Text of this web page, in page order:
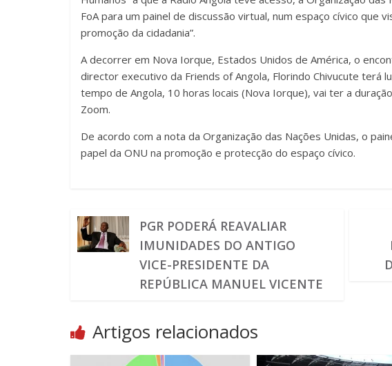
FoA para um painel de discussão virtual, num espaço cívico que
promoção da cidadania”.
A decorrer em Nova Iorque, Estados Unidos de América, o
director executivo da Friends of Angola, Florindo Chivucute terá
tempo de Angola, 10 horas locais (Nova Iorque), vai ter a
Zoom.
De acordo com a nota da Organização das Nações Unidas, o
papel da ONU na promoção e protecção do espaço cívico.
PGR PODERÁ REAVALIAR
IMUNIDADES DO ANTIGO
VICE-PRESIDENTE DA
REPÚBLICA MANUEL VICENTE
Artigos relacionados